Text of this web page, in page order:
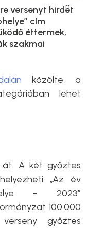
versenyt hirdet
cím
éttermek,
szakmai
közölte, a
lehet
A két győztes
„Az év
- 2023”
100.000
győztes